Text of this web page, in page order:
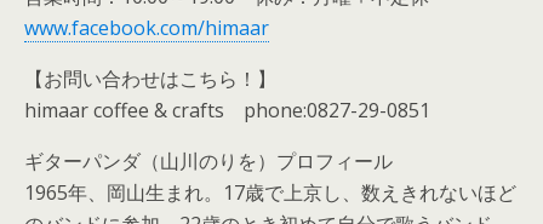
www.facebook.com/himaar
【お問い合わせはこちら！】
himaar coffee & crafts phone:0827-29-0851
ギターパンダ（山川のりを）プロフィール
1965年、岡山生まれ。17歳で上京し、数えきれないほど